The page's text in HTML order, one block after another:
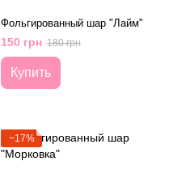
Фольгированный шар "Лайм"
150 грн 180 грн
Купить
−17%